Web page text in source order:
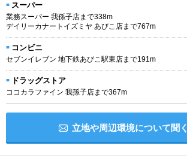
スーパー
業務スーパー 我孫子店まで338m
デイリーカナートイズミヤ あびこ店まで767m
コンビニ
セブンイレブン 地下鉄あびこ駅東店まで191m
ドラッグストア
ココカラファイン 我孫子店まで367m
立地や周辺環境について聞く